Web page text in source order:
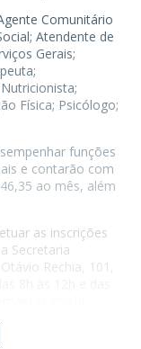
Comunitário
Atendente de
Gerais;
Física; Psicólogo;
funções
e contarão com
ao mês, além
as inscrições
Secretaria
Rechia, 101,